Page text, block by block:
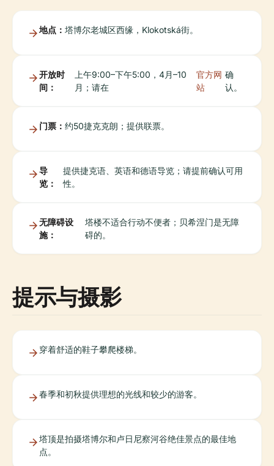
地点： 塔博尔老城区西缘，Klokotská街。
开放时
间：
上午9:00–下午5:00，4月–10
月；请在
官方网
站
确
认。
门票： 约50捷克克朗；提供联票。
导
览：
提供捷克语、英语和德语导览；请提前确认可用
性。
无障碍设
施：
塔楼不适合行动不便者；贝希涅门是无障
碍的。
提示与摄影
穿着舒适的鞋子攀爬楼梯。
春季和初秋提供理想的光线和较少的游客。
塔顶是拍摄塔博尔和卢日尼察河谷绝佳景点的最佳地
点。